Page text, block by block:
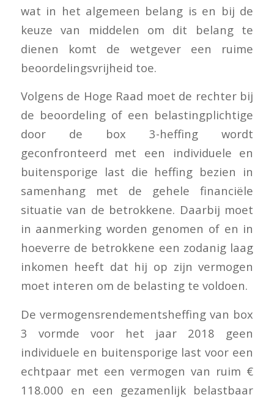
wat in het algemeen belang is en bij de
keuze van middelen om dit belang te
dienen komt de wetgever een ruime
beoordelingsvrijheid toe.
Volgens de Hoge Raad moet de rechter bij
de beoordeling of een belastingplichtige
door de box 3-heffing wordt
geconfronteerd met een individuele en
buitensporige last die heffing bezien in
samenhang met de gehele financiële
situatie van de betrokkene. Daarbij moet
in aanmerking worden genomen of en in
hoeverre de betrokkene een zodanig laag
inkomen heeft dat hij op zijn vermogen
moet interen om de belasting te voldoen.
De vermogensrendementsheffing van box
3 vormde voor het jaar 2018 geen
individuele en buitensporige last voor een
echtpaar met een vermogen van ruim €
118.000 en een gezamenlijk belastbaar